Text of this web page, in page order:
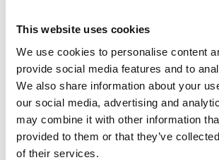
This website uses cookies
We use cookies to personalise content
provide social media features and to
We also share information about your
our social media, advertising and
may combine it with other information
provided to them or that they’ve
of their services.
gusta la guitarra
que algún tema es más
rock. Compagino esto
más sencillas e
Tengo 74 álbumes en el
digital, con el alias de